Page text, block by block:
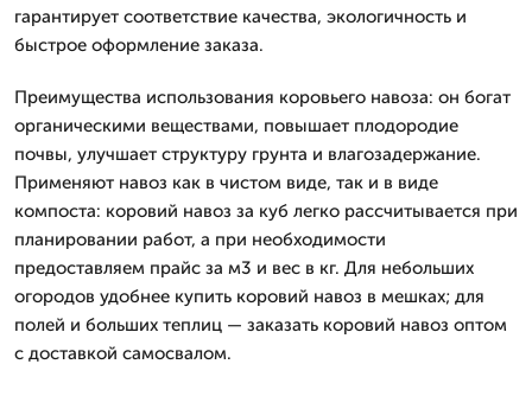
гарантирует соответствие качества, экологичность и
быстрое оформление заказа.
Преимущества использования коровьего навоза: он богат
органическими веществами, повышает плодородие
почвы, улучшает структуру грунта и влагозадержание.
Применяют навоз как в чистом виде, так и в виде
компоста: коровий навоз за куб легко рассчитывается при
планировании работ, а при необходимости
предоставляем прайс за м3 и вес в кг. Для небольших
огородов удобнее купить коровий навоз в мешках; для
полей и больших теплиц — заказать коровий навоз оптом
с доставкой самосвалом.